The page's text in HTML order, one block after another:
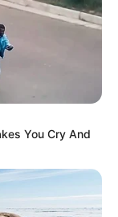
You Cry And